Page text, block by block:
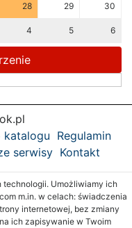
28 29 30
4 5 6
katalogu Regulamin
serwisy Kontakt
Umożliwiamy ich
m.in. w celach: świadczenia
internetowej, bez zmiany
ich zapisywanie w Twoim